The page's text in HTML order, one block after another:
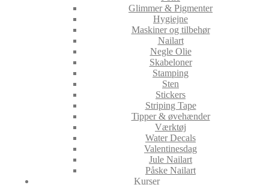
Glimmer & Pigmenter
Hygiejne
Maskiner og tilbehør
Nailart
Negle Olie
Skabeloner
Stamping
Sten
Stickers
Striping Tape
Tipper & øvehænder
Værktøj
Water Decals
Valentinesdag
Jule Nailart
Påske Nailart
Kurser